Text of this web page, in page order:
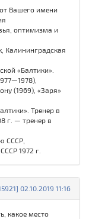
Вашего имени
оптимизма и
Калининградская
«Балтики».
(1969), «Заря»
Тренер в
г. — тренер в
СССР,
1972 г.
02.10.2019 11:16
какое место